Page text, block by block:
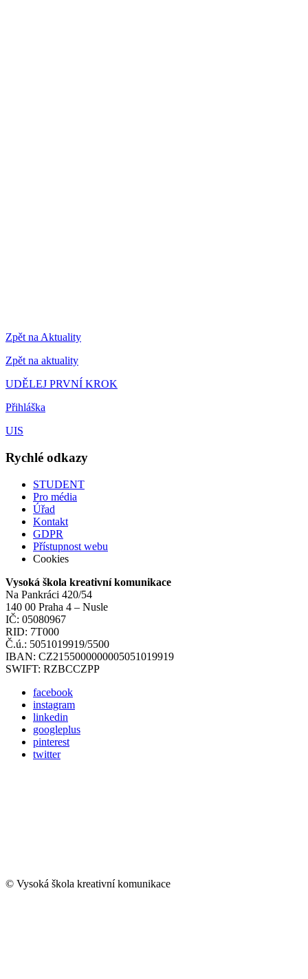
Zpět na Aktuality
Zpět na aktuality
UDĚLEJ PRVNÍ KROK
Přihláška
UIS
Rychlé odkazy
STUDENT
Pro média
Úřad
Kontakt
GDPR
Přístupnost webu
Cookies
Vysoká škola kreativní komunikace
Na Pankráci 420/54
140 00 Praha 4 – Nusle
IČ: 05080967
RID: 7T000
Č.ú.: 5051019919/5500
IBAN: CZ2155000000005051019919
SWIFT: RZBCCZPP
facebook
instagram
linkedin
googleplus
pinterest
twitter
© Vysoká škola kreativní komunikace